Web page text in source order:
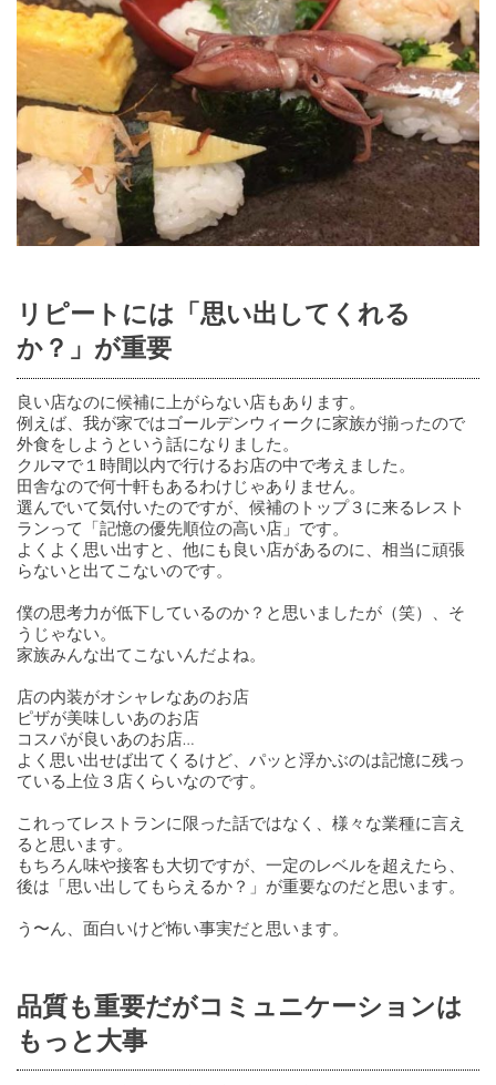
リピートには「思い出してくれる
か？」が重要
良い店なのに候補に上がらない店もあります。
例えば、我が家ではゴールデンウィークに家族が揃ったので
外食をしようという話になりました。
クルマで１時間以内で行けるお店の中で考えました。
田舎なので何十軒もあるわけじゃありません。
選んでいて気付いたのですが、候補のトップ３に来るレスト
ランって「記憶の優先順位の高い店」です。
よくよく思い出すと、他にも良い店があるのに、相当に頑張
らないと出てこないのです。
僕の思考力が低下しているのか？と思いましたが（笑）、そ
うじゃない。
家族みんな出てこないんだよね。
店の内装がオシャレなあのお店
ピザが美味しいあのお店
コスパが良いあのお店…
よく思い出せば出てくるけど、パッと浮かぶのは記憶に残っ
ている上位３店くらいなのです。
これってレストランに限った話ではなく、様々な業種に言え
ると思います。
もちろん味や接客も大切ですが、一定のレベルを超えたら、
後は「思い出してもらえるか？」が重要なのだと思います。
う〜ん、面白いけど怖い事実だと思います。
品質も重要だがコミュニケーションは
もっと大事